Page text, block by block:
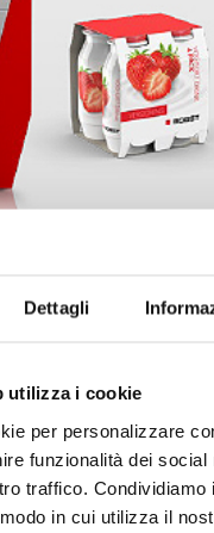
Dettagli
utilizza i cookie
per personalizzare
funzionalità dei social
traffico. Condividiamo
in cui utilizza il